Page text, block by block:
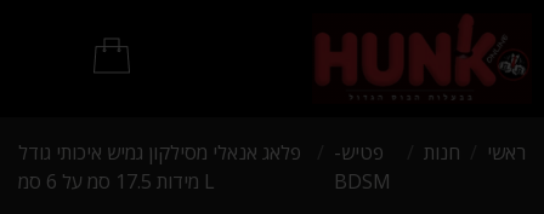
ראשי חנות
פטיש-
BDSM
פלאג אנאלי מסילקון גמיש איכותי גודל
L מידות 17.5 סמ על 6 סמ